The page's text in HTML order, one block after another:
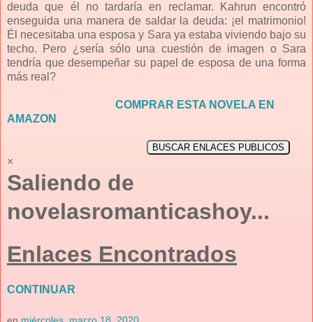
deuda que él no tardaría en reclamar. Kahrun encontró
enseguida una manera de saldar la deuda: ¡el matrimonio!
Él necesitaba una esposa y Sara ya estaba viviendo bajo su
techo. Pero ¿sería sólo una cuestión de imagen o Sara
tendría que desempeñar su papel de esposa de una forma
más real?
COMPRAR ESTA NOVELA EN
AMAZON
BUSCAR ENLACES PUBLICOS
×
Saliendo de
novelasromanticashoy...
Enlaces Encontrados
CONTINUAR
en miércoles, marzo 18, 2020